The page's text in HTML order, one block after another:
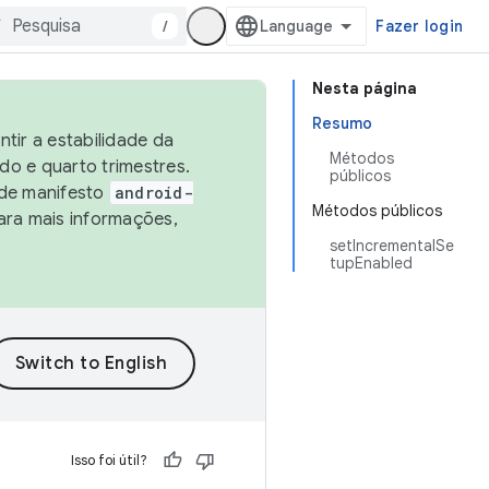
/ Fazer login
Nesta página
Resumo
Métodos
públicos
Métodos públicos
setIncrementalSe
tupEnabled
a estabilidade da
e quarto trimestres.
manifesto
android-
mais informações,
Isso foi útil?